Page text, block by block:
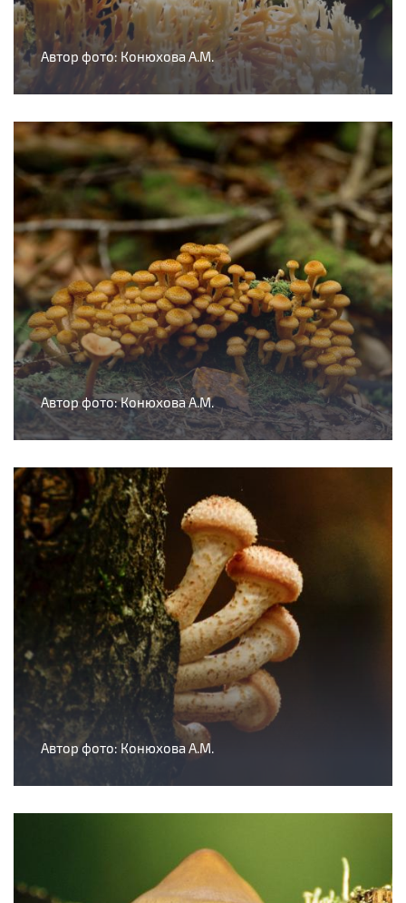
Автор фото: Конюхова А.М.
Автор фото: Конюхова А.М.
Автор фото: Конюхова А.М.